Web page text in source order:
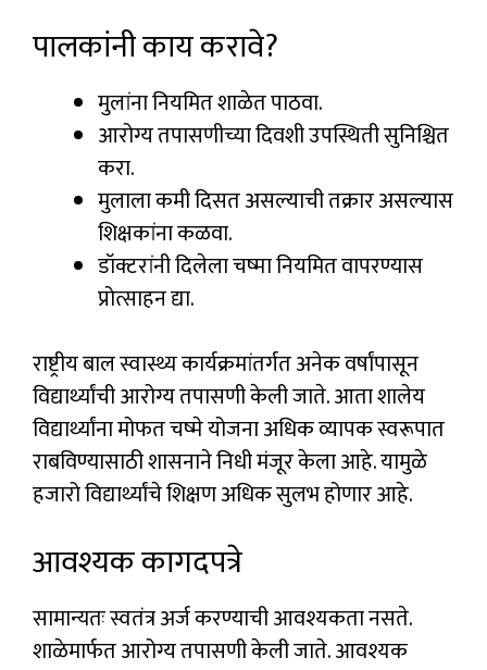
पालकांनी काय करावे?
मुलांना नियमित शाळेत पाठवा.
आरोग्य तपासणीच्या दिवशी उपस्थिती सुनिश्चित
करा.
मुलाला कमी दिसत असल्याची तक्रार असल्यास
शिक्षकांना कळवा.
डॉक्टरांनी दिलेला चष्मा नियमित वापरण्यास
प्रोत्साहन द्या.
राष्ट्रीय बाल स्वास्थ्य कार्यक्रमांतर्गत अनेक वर्षांपासून
विद्यार्थ्यांची आरोग्य तपासणी केली जाते. आता शालेय
विद्यार्थ्यांना मोफत चष्मे योजना अधिक व्यापक स्वरूपात
राबविण्यासाठी शासनाने निधी मंजूर केला आहे. यामुळे
हजारो विद्यार्थ्यांचे शिक्षण अधिक सुलभ होणार आहे.
आवश्यक कागदपत्रे
सामान्यतः स्वतंत्र अर्ज करण्याची आवश्यकता नसते.
शाळेमार्फत आरोग्य तपासणी केली जाते. आवश्यक